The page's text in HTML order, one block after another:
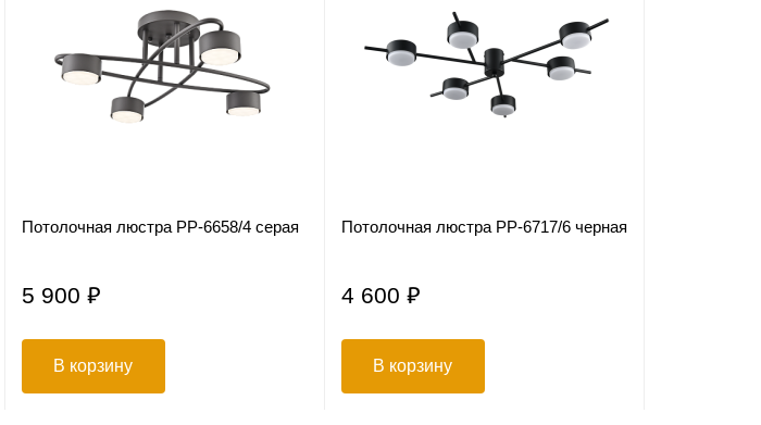
Потолочная люстра PP-6658/4 серая
5 900 ₽
В корзину
Потолочная люстра PP-6717/6 черная
4 600 ₽
В корзину